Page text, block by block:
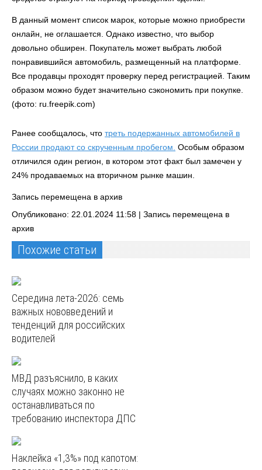
В данный момент список марок, которые можно приобрести
онлайн, не оглашается. Однако известно, что выбор
довольно обширен. Покупатель может выбрать любой
понравившийся автомобиль, размещенный на платформе.
Все продавцы проходят проверку перед регистрацией. Таким
образом можно будет значительно сэкономить при покупке.
(фото: ru.freepik.com)
Ранее сообщалось, что треть подержанных автомобилей в
России продают со скрученным пробегом. Особым образом
отличился один регион, в котором этот факт был замечен у
24% продаваемых на вторичном рынке машин.
Запись перемещена в архив
Опубликовано: 22.01.2024 11:58 | Запись перемещена в
архив
Похожие статьи
Середина лета-2026: семь
важных нововведений и
тенденций для российских
водителей
МВД разъяснило, в каких
случаях можно законно не
останавливаться по
требованию инспектора ДПС
Наклейка «1,3%» под капотом: